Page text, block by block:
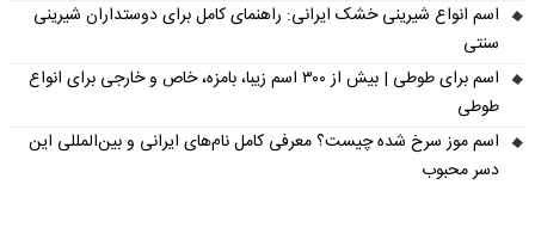
اسم انواع شیرینی خشک ایرانی: راهنمای کامل برای دوستداران شیرینی
سنتی
اسم برای طوطی | بیش از ۳۰۰ اسم زیبا، بامزه، خاص و خارجی برای انواع
طوطی
اسم موز سرخ شده چیست؟ معرفی کامل نام‌های ایرانی و بین‌المللی این
دسر محبوب